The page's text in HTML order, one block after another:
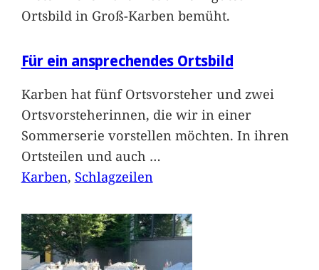
Ortsbild in Groß-Karben bemüht.
Für ein ansprechendes Ortsbild
Karben hat fünf Ortsvorsteher und zwei
Ortsvorsteherinnen, die wir in einer
Sommerserie vorstellen möchten. In ihren
Ortsteilen und auch …
Karben, Schlagzeilen